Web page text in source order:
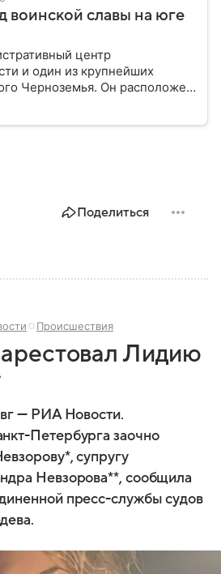
воинской славы на юге
центр
и один из крупнейших
Черноземья. Он расположен
украинской границы и
город неоднократно
военных событий, а
играть значимую роль в
Поделиться
Происшествия
Лидию
— РИА Новости.
Петербурга заочно
супругу
Невзорова**, сообщила
пресс-службы судов